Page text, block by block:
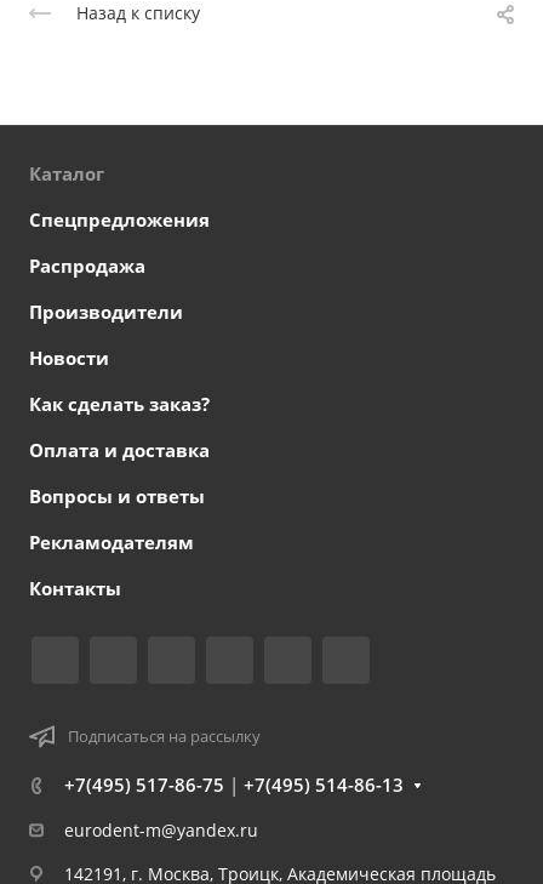
Назад к списку
Каталог
Спецпредложения
Распродажа
Производители
Новости
Как сделать заказ?
Оплата и доставка
Вопросы и ответы
Рекламодателям
Контакты
Подписаться на рассылку
+7(495) 517-86-75 | +7(495) 514-86-13
eurodent-m@yandex.ru
142191, г. Москва, Троицк, Академическая площадь